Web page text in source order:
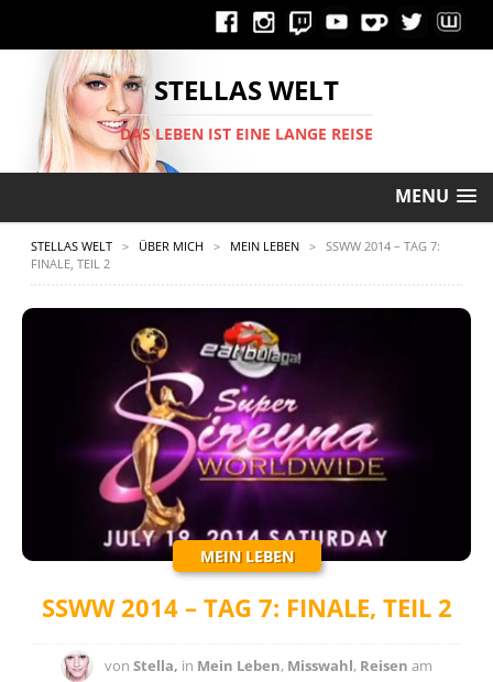
STELLAS WELT
DAS LEBEN IST EINE LANGE REISE
MENU
STELLAS WELT > ÜBER MICH > MEIN LEBEN > SSWW 2014 – TAG 7:
FINALE, TEIL 2
MEIN LEBEN
SSWW 2014 – TAG 7: FINALE, TEIL 2
von Stella, in Mein Leben, Misswahl, Reisen am